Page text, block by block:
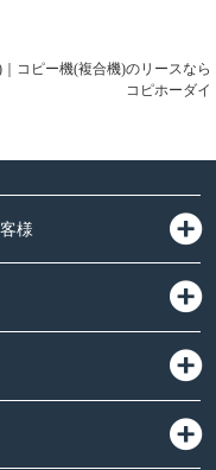
コピー機(複合機)のリースなら
コピホーダイ
様